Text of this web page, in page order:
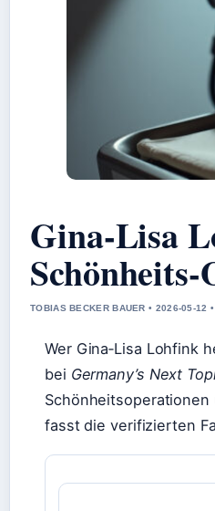
Gina-Lisa
Schönheits-
TOBIAS BECKER BAUER • 2026-05-12
Wer Gina‑Lisa Lohfink
bei Germany’s Next
fasst die verifizierten